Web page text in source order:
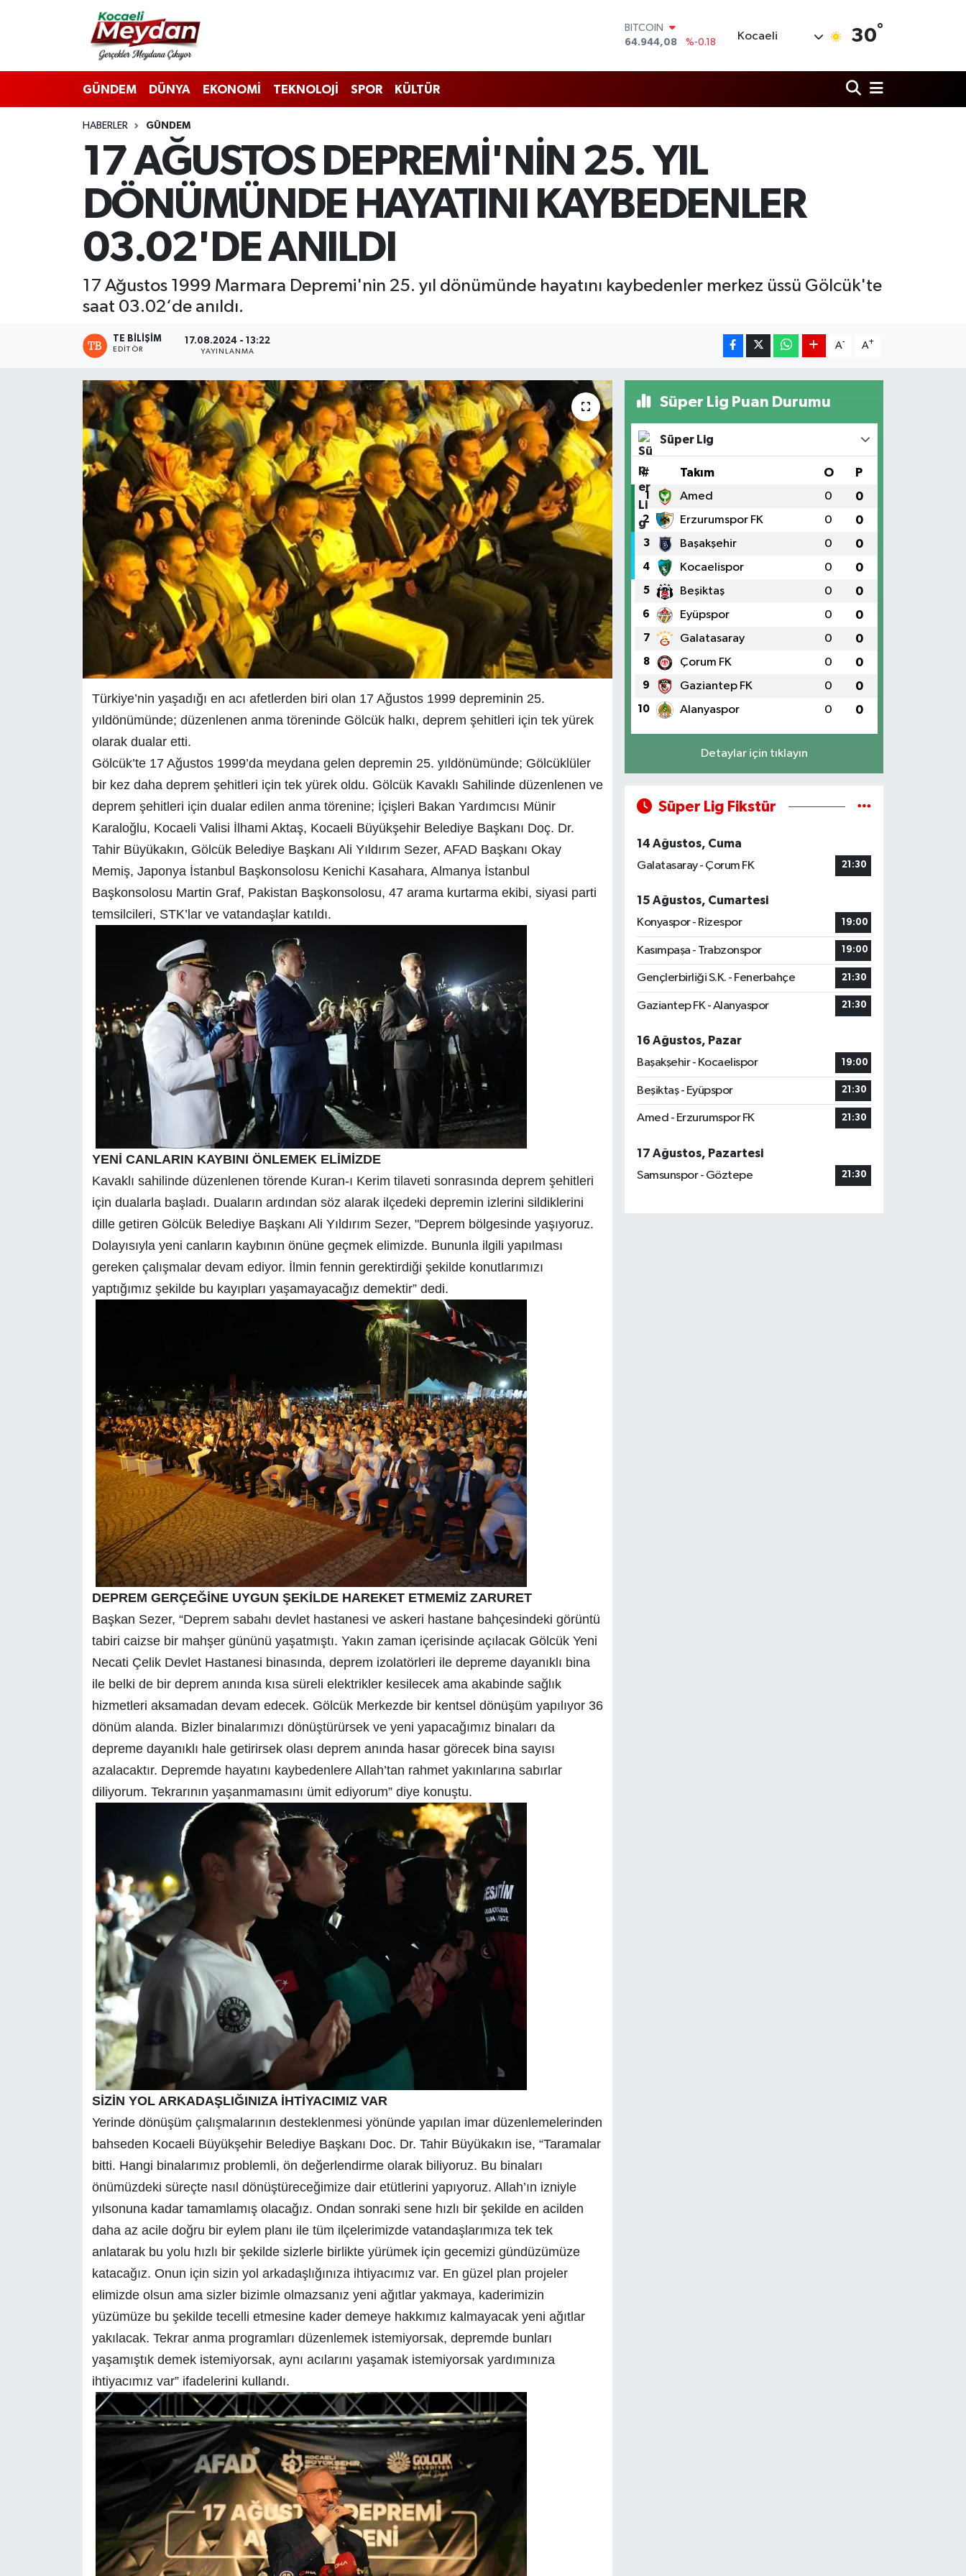
DOLAR
47,7436
%0.18
55,2510
%0.32
BİST100
13.779
%-14
BITCOIN
64.944,08
%-0.18
Kocaeli 30°
GÜNDEM DÜNYA EKONOMİ TEKNOLOJİ SPOR KÜLTÜR
HABERLER GÜNDEM
17 AĞUSTOS DEPREMİ'NİN 25. YIL
DÖNÜMÜNDE HAYATINI KAYBEDENLER
03.02'DE ANILDI
17 Ağustos 1999 Marmara Depremi'nin 25. yıl dönümünde hayatını kaybedenler merkez üssü Gölcük'te
saat 03.02‘de anıldı.
TE BILIŞIM
EDITÖR
17.08.2024 - 13:22
YAYINLANMA
A- A+
Türkiye’nin yaşadığı en acı afetlerden biri olan 17 Ağustos 1999 depreminin 25.
yıldönümünde; düzenlenen anma töreninde Gölcük halkı, deprem şehitleri için tek yürek
olarak dualar etti.
Gölcük’te 17 Ağustos 1999’da meydana gelen depremin 25. yıldönümünde; Gölcüklüler
bir kez daha deprem şehitleri için tek yürek oldu. Gölcük Kavaklı Sahilinde düzenlenen ve
deprem şehitleri için dualar edilen anma törenine; İçişleri Bakan Yardımcısı Münir
Karaloğlu, Kocaeli Valisi İlhami Aktaş, Kocaeli Büyükşehir Belediye Başkanı Doç. Dr.
Tahir Büyükakın, Gölcük Belediye Başkanı Ali Yıldırım Sezer, AFAD Başkanı Okay
Memiş, Japonya İstanbul Başkonsolosu Kenichi Kasahara, Almanya İstanbul
Başkonsolosu Martin Graf, Pakistan Başkonsolosu, 47 arama kurtarma ekibi, siyasi parti
temsilcileri, STK’lar ve vatandaşlar katıldı.
YENİ CANLARIN KAYBINI ÖNLEMEK ELİMİZDE
Kavaklı sahilinde düzenlenen törende Kuran-ı Kerim tilaveti sonrasında deprem şehitleri
için dualarla başladı. Duaların ardından söz alarak ilçedeki depremin izlerini sildiklerini
dille getiren Gölcük Belediye Başkanı Ali Yıldırım Sezer, "Deprem bölgesinde yaşıyoruz.
Dolayısıyla yeni canların kaybının önüne geçmek elimizde. Bununla ilgili yapılması
gereken çalışmalar devam ediyor. İlmin fennin gerektirdiği şekilde konutlarımızı
yaptığımız şekilde bu kayıpları yaşamayacağız demektir” dedi.
DEPREM GERÇEĞİNE UYGUN ŞEKİLDE HAREKET ETMEMİZ ZARURET
Başkan Sezer, “Deprem sabahı devlet hastanesi ve askeri hastane bahçesindeki görüntü
tabiri caizse bir mahşer gününü yaşatmıştı. Yakın zaman içerisinde açılacak Gölcük Yeni
Necati Çelik Devlet Hastanesi binasında, deprem izolatörleri ile depreme dayanıklı bina
ile belki de bir deprem anında kısa süreli elektrikler kesilecek ama akabinde sağlık
hizmetleri aksamadan devam edecek. Gölcük Merkezde bir kentsel dönüşüm yapılıyor 36
dönüm alanda. Bizler binalarımızı dönüştürürsek ve yeni yapacağımız binaları da
depreme dayanıklı hale getirirsek olası deprem anında hasar görecek bina sayısı
azalacaktır. Depremde hayatını kaybedenlere Allah’tan rahmet yakınlarına sabırlar
diliyorum. Tekrarının yaşanmamasını ümit ediyorum” diye konuştu.
SİZİN YOL ARKADAŞLIĞINIZA İHTİYACIMIZ VAR
Yerinde dönüşüm çalışmalarının desteklenmesi yönünde yapılan imar düzenlemelerinden
bahseden Kocaeli Büyükşehir Belediye Başkanı Doc. Dr. Tahir Büyükakın ise, “Taramalar
bitti. Hangi binalarımız problemli, ön değerlendirme olarak biliyoruz. Bu binaları
önümüzdeki süreçte nasıl dönüştüreceğimize dair etütlerini yapıyoruz. Allah’ın izniyle
yılsonuna kadar tamamlamış olacağız. Ondan sonraki sene hızlı bir şekilde en acilden
daha az acile doğru bir eylem planı ile tüm ilçelerimizde vatandaşlarımıza tek tek
anlatarak bu yolu hızlı bir şekilde sizlerle birlikte yürümek için gecemizi gündüzümüze
katacağız. Onun için sizin yol arkadaşlığınıza ihtiyacımız var. En güzel plan projeler
elimizde olsun ama sizler bizimle olmazsanız yeni ağıtlar yakmaya, kaderimizin
yüzümüze bu şekilde tecelli etmesine kader demeye hakkımız kalmayacak yeni ağıtlar
yakılacak. Tekrar anma programları düzenlemek istemiyorsak, depremde bunları
yaşamıştık demek istemiyorsak, aynı acılarını yaşamak istemiyorsak yardımınıza
ihtiyacımız var” ifadelerini kullandı.
Süper Lig Puan Durumu
Süper Lig
# Takım O P
1 Amed 0 0
2 Erzurumspor FK 0 0
3 Başakşehir 0 0
4 Kocaelispor 0 0
5 Beşiktaş 0 0
6 Eyüpspor 0 0
7 Galatasaray 0 0
8 Çorum FK 0 0
9 Gaziantep FK 0 0
10 Alanyaspor 0 0
Detaylar için tıklayın
Süper Lig Fikstür
14 Ağustos, Cuma
Galatasaray - Çorum FK
21:30
15 Ağustos, Cumartesi
Konyaspor - Rizespor
19:00
Kasımpaşa - Trabzonspor 19:00
Gençlerbirliği S.K. - Fenerbahçe 21:30
Gaziantep FK - Alanyaspor 21:30
16 Ağustos, Pazar
Başakşehir - Kocaelispor
19:00
Beşiktaş - Eyüpspor 21:30
Amed - Erzurumspor FK 21:30
17 Ağustos, Pazartesi
Samsunspor - Göztepe
21:30
Nöbetçi Eczaneler
Hava Durumu
Trafik Durumu
Süper Lig Puan Durumu ve Fikstür
Tüm Manşetler
Son Dakika Haberleri